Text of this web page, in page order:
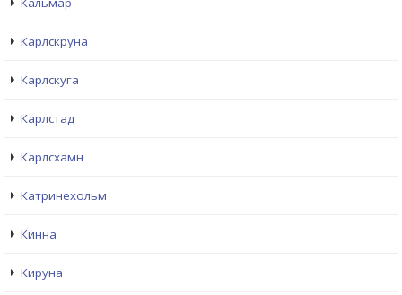
Карлскруна
Карлскуга
Карлстад
Карлсхамн
Катринехольм
Кинна
Кируна